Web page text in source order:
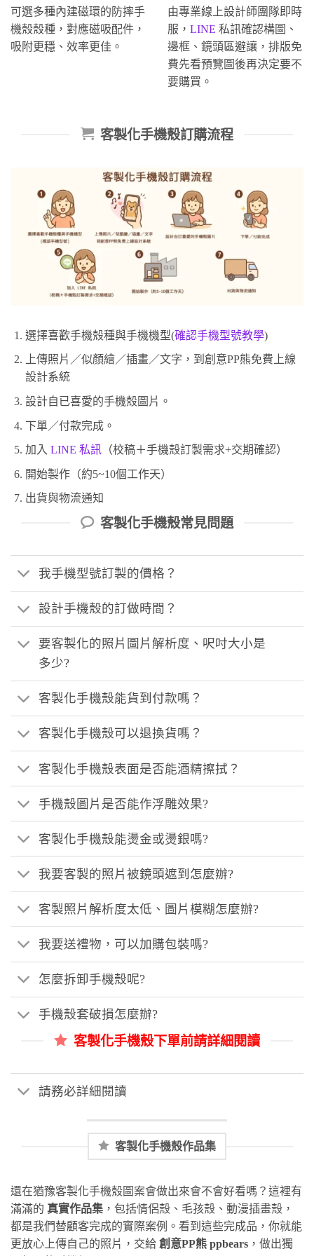
可選多種內建磁環的防摔手
機殼殼種，對應磁吸配件，
吸附更穩、效率更佳。
由專業線上設計師團隊即時
服， LINE 私訊確認構圖、
邊框、鏡頭區避讓，排版免
費先看預覽圖後再決定要不
要購買。
客製化手機殼訂購流程
選擇喜歡手機殼種與手機機型(確認手機型號教學)
上傳照片／似顏繪／插畫／文字，到創意PP熊免費上線
設計系統
設計自已喜愛的手機殼圖片。
下單／付款完成。
加入 LINE 私訊（校稿＋手機殼訂製需求+交期確認）
開始製作（約5~10個工作天）
出貨與物流通知
客製化手機殼常見問題
我手機型號訂製的價格？
設計手機殼的訂做時間？
要客製化的照片圖片解析度、呎吋大小是
多少?
客製化手機殼能貨到付款嗎？
客製化手機殼可以退換貨嗎？
客製化手機殼表面是否能酒精擦拭？
手機殼圖片是否能作浮雕效果?
客製化手機殼能燙金或燙銀嗎?
我要客製的照片被鏡頭遮到怎麼辦?
客製照片解析度太低、圖片模糊怎麼辦?
我要送禮物，可以加購包裝嗎?
怎麼拆卸手機殼呢?
手機殼套破損怎麼辦?
客製化手機殼下單前請詳細閱讀
請務必詳細閱讀
客製化手機殼作品集
還在猶豫客製化手機殼圖案會做出來會不會好看嗎？這裡有
滿滿的 真實作品集 ，包括情侶殼、毛孩殼、動漫插畫殼，
都是我們替顧客完成的實際案例。看到這些完成品，你就能
更放心上傳自己的照片，交給 創意PP熊 ppbears ，做出獨